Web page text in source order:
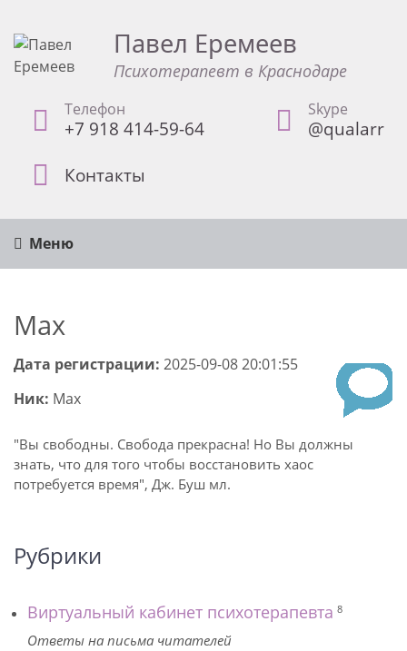
Павел Еремеев
Психотерапевт в Краснодаре
Телефон
+7 918 414-59-64
Skype
@qualarr
Контакты
Меню
Max
Дата регистрации: 2025-09-08 20:01:55
Ник: Max
"Вы свободны. Свобода прекрасна! Но Вы должны
знать, что для того чтобы восстановить хаос
потребуется время", Дж. Буш мл.
Рубрики
Виртуальный кабинет психотерапевта 8
Ответы на письма читателей